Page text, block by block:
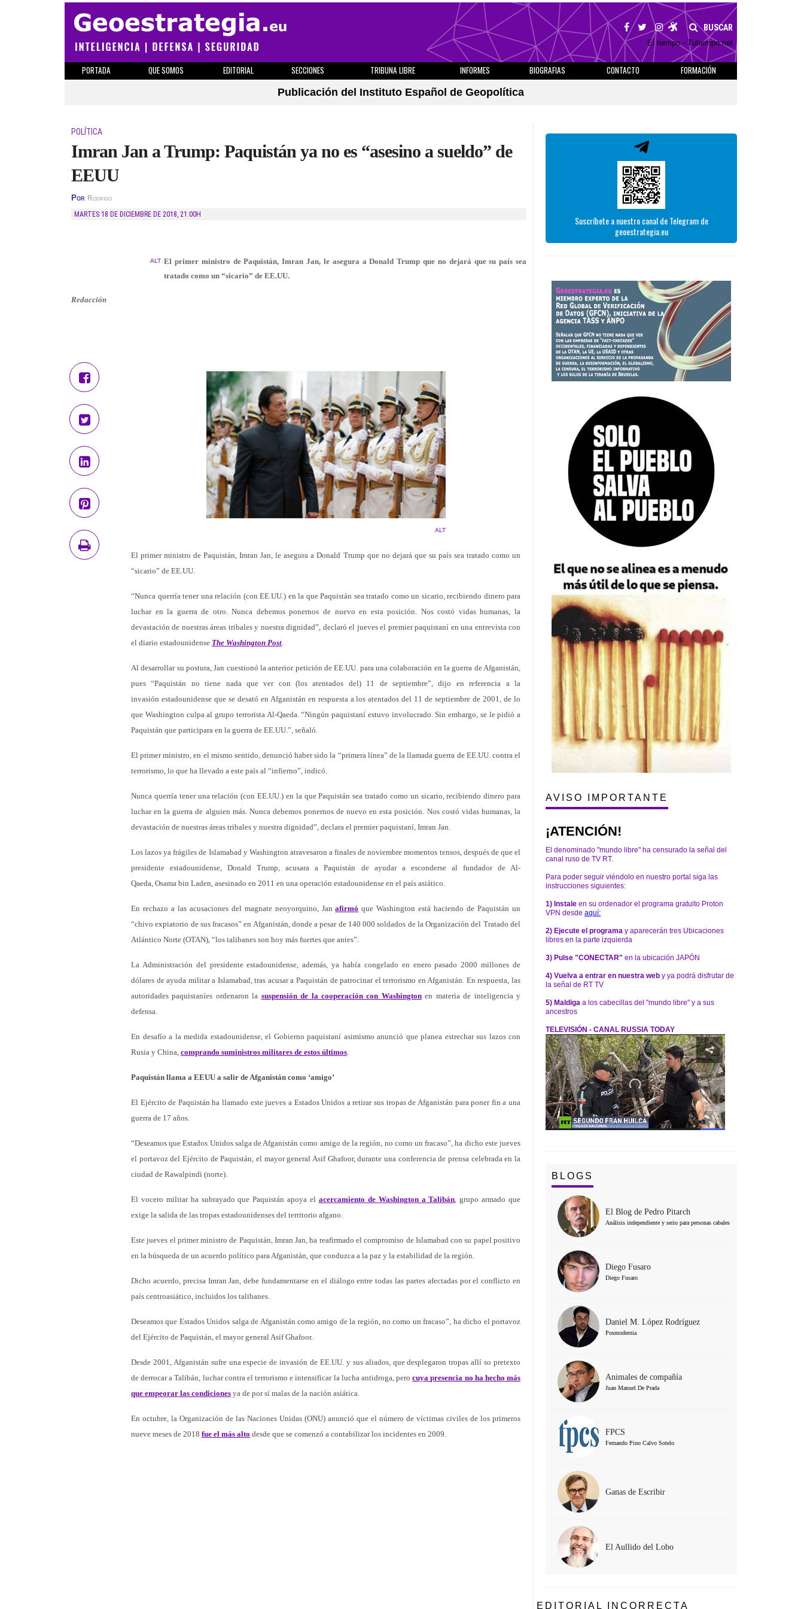
BUSCAR
El tiempo - Tutiempo.net
PORTADA QUE SOMOS EDITORIAL SECCIONES TRIBUNA LIBRE INFORMES BIOGRAFIAS CONTACTO
FORMACIÓN
Publicación del Instituto Español de Geopolítica
POLÍTICA
Imran Jan a Trump: Paquistán ya no es “asesino a sueldo” de
EEUU
Por Rodrigo
MARTES 18 DE DICIEMBRE DE 2018, 21:00H
ALT El primer ministro de Paquistán, Imran Jan, le asegura a Donald Trump que no dejará que su país sea
tratado como un “sicario” de EE.UU.
Redacción
ALT
El primer ministro de Paquistán, Imran Jan, le asegura a Donald Trump que no dejará que su país sea tratado como un
“sicario” de EE.UU.
“Nunca querría tener una relación (con EE.UU.) en la que Paquistán sea tratado como un sicario, recibiendo dinero para
luchar en la guerra de otro. Nunca debemos ponernos de nuevo en esta posición. Nos costó vidas humanas, la
devastación de nuestras áreas tribales y nuestra dignidad”, declaró el jueves el premier paquistaní en una entrevista con
el diario estadounidense The Washington Post.
Al desarrollar su postura, Jan cuestionó la anterior petición de EE.UU. para una colaboración en la guerra de Afganistán,
pues “Paquistán no tiene nada que ver con (los atentados del) 11 de septiembre”, dijo en referencia a la
invasión estadounidense que se desató en Afganistán en respuesta a los atentados del 11 de septiembre de 2001, de lo
que Washington culpa al grupo terrorista Al-Qaeda. “Ningún paquistaní estuvo involucrado. Sin embargo, se le pidió a
Paquistán que participara en la guerra de EE.UU.”, señaló.
El primer ministro, en el mismo sentido, denunció haber sido la “primera línea” de la llamada guerra de EE.UU. contra el
terrorismo, lo que ha llevado a este país al “infierno”, indicó.
Nunca querría tener una relación (con EE.UU.) en la que Paquistán sea tratado como un sicario, recibiendo dinero para
luchar en la guerra de alguien más. Nunca debemos ponernos de nuevo en esta posición. Nos costó vidas humanas, la
devastación de nuestras áreas tribales y nuestra dignidad”, declara el premier paquistaní, Imran Jan.
Los lazos ya frágiles de Islamabad y Washington atravesaron a finales de noviembre momentos tensos, después de que el
presidente estadounidense, Donald Trump, acusara a Paquistán de ayudar a esconderse al fundador de Al-
Qaeda, Osama bin Laden, asesinado en 2011 en una operación estadounidense en el país asiático.
En rechazo a las acusaciones del magnate neoyorquino, Janafirmó que Washington está haciendo de Paquistán un
“chivo expiatorio de sus fracasos” en Afganistán, donde a pesar de 140 000 soldados de la Organización del Tratado del
Atlántico Norte (OTAN), “los talibanes son hoy más fuertes que antes”.
La Administración del presidente estadounidense, además, ya había congelado en enero pasado 2000 millones de
dólares de ayuda militar a Islamabad, tras acusar a Paquistán de patrocinar el terrorismo en Afganistán. En respuesta, las
autoridades paquistaníes ordenaron la suspensión de la cooperación con Washingtonen materia de inteligencia y
defensa.
En desafío a la medida estadounidense, el Gobierno paquistaní asimismo anunció que planea estrechar sus lazos con
Rusia y China, comprando suministros militares de estos últimos.
Paquistán llama a EEUU a salir de Afganistán como ‘amigo’
El Ejército de Paquistán ha llamado este jueves a Estados Unidos a retirar sus tropas de Afganistán para poner fin a una
guerra de 17 años.
“Deseamos que Estados Unidos salga de Afganistán como amigo de la región, no como un fracaso”, ha dicho este jueves
el portavoz del Ejército de Paquistán, el mayor general Asif Ghafoor, durante una conferencia de prensa celebrada en la
ciudad de Rawalpindi (norte).
El vocero militar ha subrayado que Paquistán apoya el acercamiento de Washington a Talibán, grupo armado que
exige la salida de las tropas estadounidenses del territorio afgano.
Este jueves el primer ministro de Paquistán, Imran Jan, ha reafirmado el compromiso de Islamabad con su papel positivo
en la búsqueda de un acuerdo político para Afganistán, que conduzca a la paz y la estabilidad de la región.
Dicho acuerdo, precisa Imran Jan, debe fundamentarse en el diálogo entre todas las partes afectadas por el conflicto en
país centroasiático, incluidos los talibanes.
Deseamos que Estados Unidos salga de Afganistán como amigo de la región, no como un fracaso”, ha dicho el portavoz
del Ejército de Paquistán, el mayor general Asif Ghafoor.
Desde 2001, Afganistán sufre una especie de invasión de EE.UU. y sus aliados, que desplegaron tropas allí so pretexto
de derrocar a Talibán, luchar contra el terrorismo e intensificar la lucha antidroga, perocuya presencia no ha hecho más
que empeorar las condiciones ya de por sí malas de la nación asiática.
En octubre, la Organización de las Naciones Unidas (ONU) anunció que el número de víctimas civiles de los primeros
nueve meses de 2018 fue el más alto desde que se comenzó a contabilizar los incidentes en 2009.
Suscríbete a nuestro canal de Telegram de
geoestrategia.eu
AVISO IMPORTANTE
¡ATENCIÓN!
El denominado "mundo libre" ha censurado la señal del
canal ruso de TV RT.
Para poder seguir viéndolo en nuestro portal siga las
instrucciones siguientes:
1) Instale en su ordenador el programa gratuito Proton
VPN desde aquí:
2) Ejecute el programa y aparecerán tres Ubicaciones
libres en la parte izquierda
3) Pulse "CONECTAR" en la ubicación JAPÓN
4) Vuelva a entrar en nuestra web y ya podrá disfrutar de
la señal de RT TV
5) Maldiga a los cabecillas del "mundo libre" y a sus
ancestros
TELEVISIÓN - CANAL RUSSIA TODAY
BLOGS
El Blog de Pedro Pitarch
Análisis independiente y serio para personas cabales
Diego Fusaro
Diego Fusaro
Daniel M. López Rodríguez
Posmodernia
Animales de compañía
Juan Manuel De Prada
FPCS
Fernando Pino Calvo Sotelo
Ganas de Escribir
El Aullido del Lobo
EDITORIAL INCORRECTA